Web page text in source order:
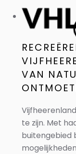
VAN
te zijn. Met
buitengebied